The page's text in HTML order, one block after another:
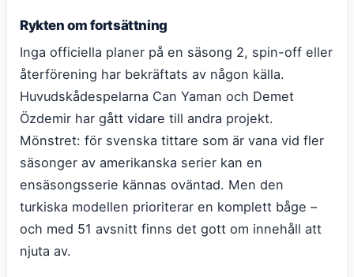
Rykten om fortsättning
Inga officiella planer på en säsong 2, spin-off eller
återförening har bekräftats av någon källa.
Huvudskådespelarna Can Yaman och Demet
Özdemir har gått vidare till andra projekt.
Mönstret: för svenska tittare som är vana vid fler
säsonger av amerikanska serier kan en
ensäsongsserie kännas oväntad. Men den
turkiska modellen prioriterar en komplett båge –
och med 51 avsnitt finns det gott om innehåll att
njuta av.